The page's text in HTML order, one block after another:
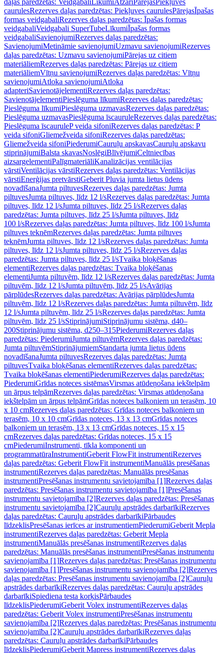
daļas paredzētas: Veidgabali LīkumiAtzari PārejasPiekļuves
caurulesRezerves daļas paredzētas: Piekļuves caurulesPārejasĪpašas
formas veidgabaliRezerves daļas paredzētas: Īpašas formas
veidgabaliVeidgabali SuperTubeLīkumiĪpašas formas
veidgabaliSavienojumiRezerves daļas paredzētas:
SavienojumiMetināmie savienojumiUzmavu savienojumiRezerves
daļas paredzētas: Uzmavu savienojumiPārejas uz citiem
materiāliemRezerves daļas paredzētas: Pārejas uz citiem
materiāliemVītņu savienojumiRezerves daļas paredzētas: Vītņu
savienojumiAtloka savienojumiAtloka
adapteriSavienotājelementiRezerves daļas paredzētas:
SavienotājelementiPieslēguma līkumiRezerves daļas paredzētas:
Pieslēguma līkumiPieslēguma uzmavasRezerves daļas paredzētas:
Pieslēguma uzmavasPieslēguma īscauruleRezerves daļas paredzētas:
Pieslēguma īscauruleP veida sifoniRezerves daļas paredzētas: P
veida sifoniGliemežveida sifoniRezerves daļas paredzētas:
Gliemežveida sifoniPiederumiCauruļu apskavasCauruļu apskavu
stiprinājumiBalsta skavasNoslēgiBlīvējumiCeltniecības
aizsargelementiPalīgmateriāliKanalizācijas ventilācijas
vārstiVentilācijas vārstiRezerves daļas paredzētas: Ventilācijas
vārstiEnerģijas pretvārstiGeberit Pluvia jumta lietus ūdens
novadīšanaJumta piltuvesRezerves daļas paredzētas: Jumta
piltuvesJumta piltuves, līdz 12 l/sRezerves daļas paredzētas: Jumta
piltuves, līdz 12 l/sJumta piltuves, līdz 25 l/sRezerves daļas
paredzētas: Jumta piltuves, līdz 25 l/sJumta piltuves, līdz
100 l/sRezerves daļas paredzētas: Jumta piltuves, līdz 100 l/sJumta
piltuves teknēmRezerves daļas paredzētas: Jumta piltuves
teknēmJumta piltuves, līdz 12 l/sRezerves daļas paredzētas: Jumta
piltuves, līdz 12 l/sJumta piltuves, līdz 25 l/sRezerves daļas
paredzētas: Jumta piltuves, līdz 25 l/sTvaika bloķēšanas
elementiRezerves daļas paredzētas: Tvaika bloķēšanas
elementiJumta piltuvēm, līdz 12 l/sRezerves daļas paredzētas: Jumta
piltuvēm, līdz 12 l/sJumta piltuvēm, līdz 25 l/sAvārijas
pārplūdesRezerves daļas paredzētas: Avārijas pārplūdesJumta
piltuvēm, līdz 12 l/sRezerves daļas paredzētas: Jumta piltuvēm, līdz
12 l/sJumta piltuvēm, līdz 25 l/sRezerves daļas paredzētas: Jumta
piltuvēm, līdz 25 l/sStiprinājumiStiprinājumu sistēma, d40–
200Stiprinājumu sistēma, d250–315PiederumiRezerves daļas
paredzētas: PiederumiJumta piltuvēmRezerves daļas paredzētas:
Jumta piltuvēmStiprinājumiemStandarta jumta lietus ūdens
novadīšanaJumta piltuvesRezerves daļas paredzētas: Jumta
piltuvesTvaika bloķēšanas elementiRezerves daļas paredzētas:
Tvaika bloķēšanas elementiPiederumiRezerves daļas paredzētas:
PiederumiGrīdas noteces sistēmasVirsmas atūdeņošana iekštelpām
un ārpus telpāmRezerves daļas paredzētas: Virsmas atūdeņošana
iekštelpām un ārpus telpāmGrīdas noteces balkoniem un terasēm, 10
x 10 cmRezerves daļas paredzētas: Grīdas noteces balkoniem un
terasēm, 10 x 10 cmGrīdas noteces, 13 x 13 cmGrīdas noteces
balkoniem un terasēm, 13 x 13 cmGrīdas noteces, 15 x 15
cmRezerves daļas paredzētas: Grīdas noteces, 15 x 15
cmPiederumiInstrumenti, tīkla komponenti un
programmatūraInstrumentiGeberit FlowFit instrumentiRezerves
daļas paredzētas: Geberit FlowFit instrumentiManuālās presēšanas
instrumentiRezerves daļas paredzētas: Manuālās presēšanas
instrumentiPresēšanas instrumentu savietojamība [1]Rezerves daļas
paredzētas: Presēšanas instrumentu savietojamība [1]Presēšanas
instrumentu savietojamība [2]Rezerves daļas paredzētas: Presēšanas
instrumentu savietojamība [2]Cauruļu apstrādes darbarīkiRezerves
daļas paredzētas: Cauruļu apstrādes darbarīkiPārbaudes
līdzeklisPresēšanas ierīces ar instrumentiemPiederumiGeberit Mepla
instrumentiRezerves daļas paredzētas: Geberit Mepla
instrumentiManuālās presēšanas instrumentiRezerves daļas
paredzētas: Manuālās presēšanas instrumentiPresēšanas instrumentu
savienojamība [1]Rezerves daļas paredzētas: Presēšanas instrumentu
savienojamība [1]Presēšanas instrumentu savienojamība [2]Rezerves
daļas paredzētas: Presēšanas instrumentu savienojamība [2]Cauruļu
apstrādes darbarīkiRezerves daļas paredzētas: Cauruļu apstrādes
darbarīkiSpiediena testa korķisPārbaudes
līdzeklisPiederumiGeberit Volex instrumentiRezerves daļas
paredzētas: Geberit Volex instrumentiPresēšanas instrumentu
savienojamība [2]Rezerves daļas paredzētas: Presēšanas instrumentu
savienojamība [2]Cauruļu apstrādes darbarīkiRezerves daļas
paredzētas: Cauruļu apstrādes darbarīkiPārbaudes
līdzeklisPiederumiGeberit Mapress instrumentiRezerves daļas